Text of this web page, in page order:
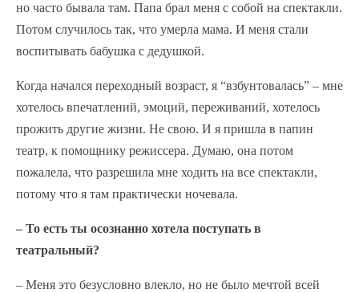
но часто бывала там. Папа брал меня с собой на спектакли.
Потом случилось так, что умерла мама. И меня стали
воспитывать бабушка с дедушкой.
Когда начался переходный возраст, я “взбунтовалась” – мне
хотелось впечатлений, эмоций, переживаний, хотелось
прожить другие жизни. Не свою. И я пришла в папин
театр, к помощнику режиссера. Думаю, она потом
пожалела, что разрешила мне ходить на все спектакли,
потому что я там практически ночевала.
– То есть ты осознанно хотела поступать в
театральный?
– Меня это безусловно влекло, но не было мечтой всей